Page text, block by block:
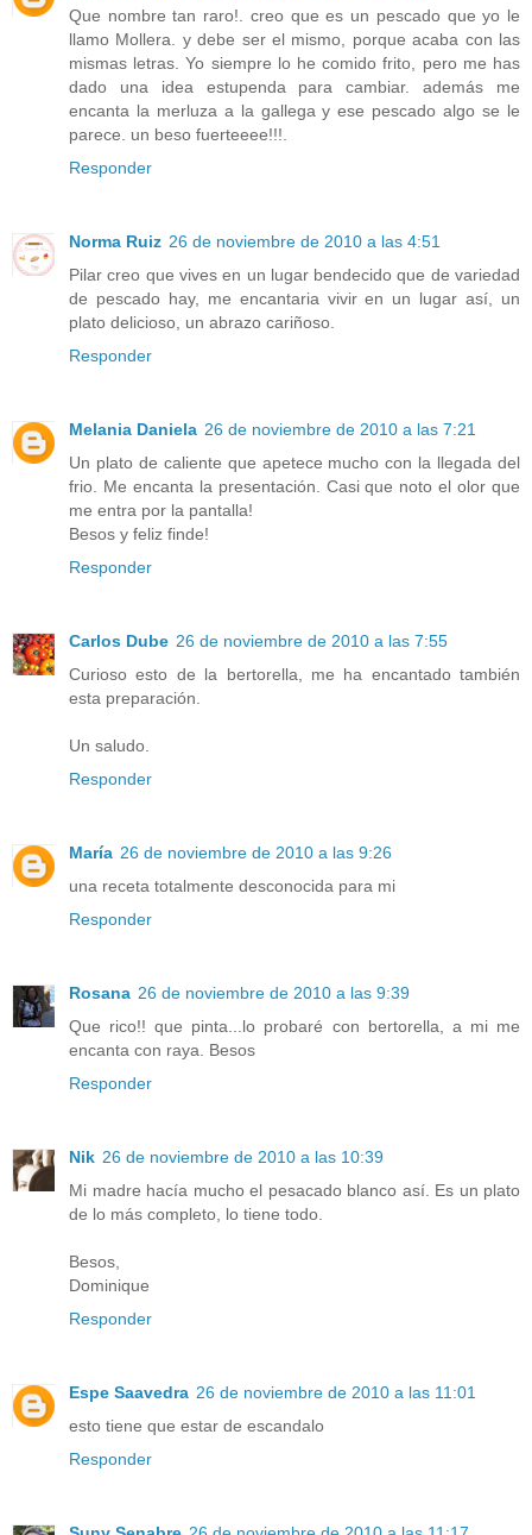
Que nombre tan raro!. creo que es un pescado que yo le
llamo Mollera. y debe ser el mismo, porque acaba con las
mismas letras. Yo siempre lo he comido frito, pero me has
dado una idea estupenda para cambiar. además me
encanta la merluza a la gallega y ese pescado algo se le
parece. un beso fuerteeee!!!.
Responder
Norma Ruiz 26 de noviembre de 2010 a las 4:51
Pilar creo que vives en un lugar bendecido que de variedad
de pescado hay, me encantaria vivir en un lugar así, un
plato delicioso, un abrazo cariñoso.
Responder
Melania Daniela 26 de noviembre de 2010 a las 7:21
Un plato de caliente que apetece mucho con la llegada del
frio. Me encanta la presentación. Casi que noto el olor que
me entra por la pantalla!
Besos y feliz finde!
Responder
Carlos Dube 26 de noviembre de 2010 a las 7:55
Curioso esto de la bertorella, me ha encantado también
esta preparación.
Un saludo.
Responder
María 26 de noviembre de 2010 a las 9:26
una receta totalmente desconocida para mi
Responder
Rosana 26 de noviembre de 2010 a las 9:39
Que rico!! que pinta...lo probaré con bertorella, a mi me
encanta con raya. Besos
Responder
Nik 26 de noviembre de 2010 a las 10:39
Mi madre hacía mucho el pesacado blanco así. Es un plato
de lo más completo, lo tiene todo.
Besos,
Dominique
Responder
Espe Saavedra 26 de noviembre de 2010 a las 11:01
esto tiene que estar de escandalo
Responder